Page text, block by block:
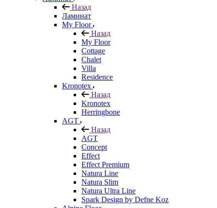
Назад
Ламинат
My Floor
Назад
My Floor
Cottage
Chalet
Villa
Residence
Kronotex
Назад
Kronotex
Herringbone
AGT
Назад
AGT
Concept
Effect
Effect Premium
Natura Line
Natura Slim
Natura Ultra Line
Spark Design by Defne Koz